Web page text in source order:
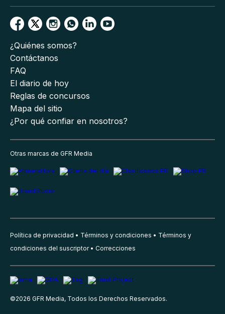
¿Quiénes somos?
Contáctanos
FAQ
El diario de hoy
Reglas de concursos
Mapa del sitio
¿Por qué confiar en nosotros?
Otras marcas de GFR Media
Política de privacidad Términos y condiciones
Términos y
condiciones del suscriptor
Correcciones
©2026 GFR Media, Todos los Derechos Reservados.